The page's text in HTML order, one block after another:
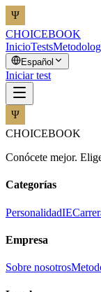
CHOICEBOOK
InicioTests
Español
Iniciar test
CHOICEBOOK
Conócete mejor.
Categorías
PersonalidadIE
Empresa
Sobre nosotros